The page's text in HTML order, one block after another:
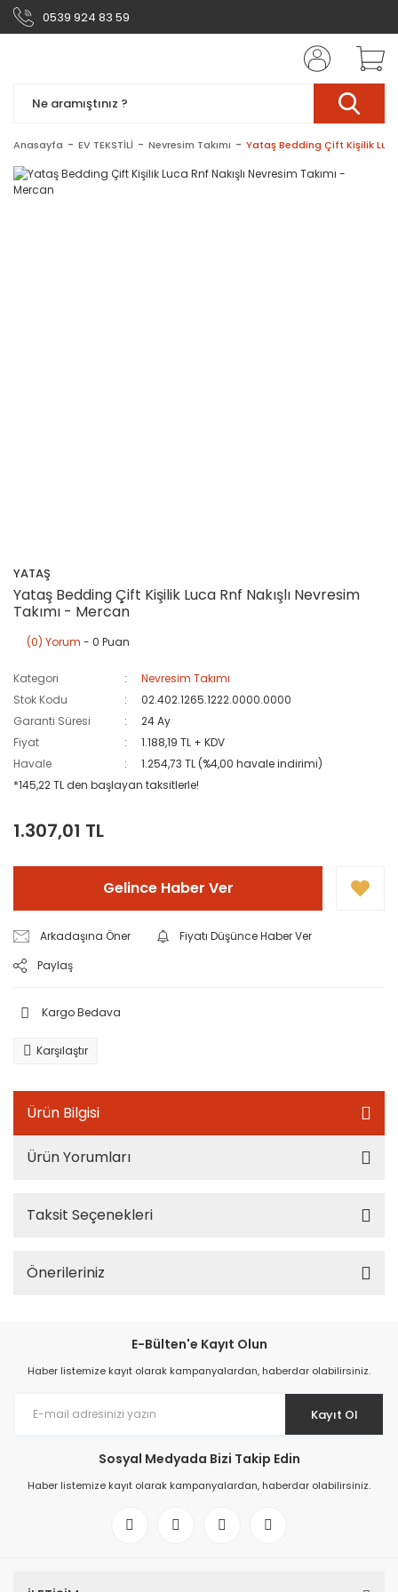
0539 924 83 59
Anasayfa EV TEKSTİLİ Nevresim Takımı Yataş Bedding Çift Kişilik
YATAŞ
Yataş Bedding Çift Kişilik Luca Rnf Nakışlı Nevresim
Takımı - Mercan
(0) Yorum - 0 Puan
Kategori
Nevresim Takımı
Stok Kodu
02.402.1265.1222.0000.0000
Garanti Süresi
24 Ay
Fiyat
1.188,19 TL + KDV
Havale
1.254,73 TL (%4,00 havale indirimi)
*145,22 TL den başlayan taksitlerle!
1.307,01 TL
Gelince Haber Ver
Arkadaşına Öner
Fiyatı Düşünce Haber Ver
Paylaş
Kargo Bedava
Karşılaştır
Ürün Bilgisi
Ürün Yorumları
Taksit Seçenekleri
Önerileriniz
E-Bülten'e Kayıt Olun
Haber listemize kayıt olarak kampanyalardan, haberdar olabilirsiniz.
Kayıt Ol
Sosyal Medyada Bizi Takip Edin
Haber listemize kayıt olarak kampanyalardan, haberdar olabilirsiniz.